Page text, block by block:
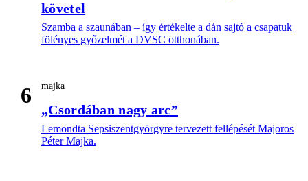
követel
Szamba a szaunában – így értékelte a dán sajtó a csapatuk
fölényes győzelmét a DVSC otthonában.
6 majka
„Csordában nagy arc”
Lemondta Sepsiszentgyörgyre tervezett fellépését Majoros
Péter Majka.